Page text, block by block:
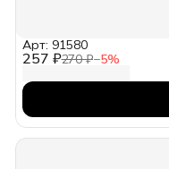
257 ₽270 ₽−5%
Арт: 91580